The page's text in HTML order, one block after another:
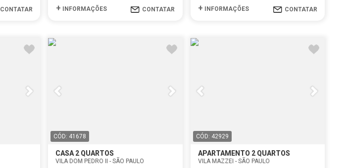
CONTATAR + INFORMAÇÕES CONTATAR + INFORMAÇÕES CONTATAR
CÓD: 41678
CASA 2 QUARTOS
VILA DOM PEDRO II - SÃO PAULO
CÓD: 42929
APARTAMENTO 2 QUARTOS
VILA MAZZEI - SÃO PAULO